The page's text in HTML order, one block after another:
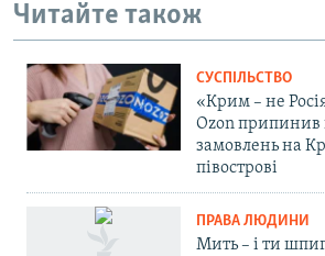
Читайте також
СУСПІЛЬСТВО
«Крим – не
Ozon
замовлень на
півострові
ПРАВА ЛЮДИНИ
Мить – і ти